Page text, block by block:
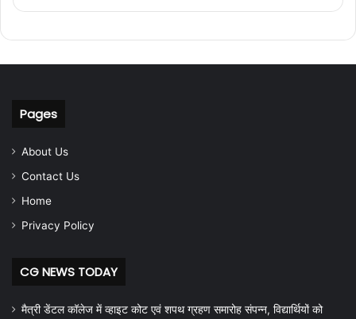
Pages
About Us
Contact Us
Home
Privacy Policy
CG NEWS TODAY
मैत्री डेंटल कॉलेज में व्हाइट कोट एवं शपथ ग्रहण समारोह संपन्न, विद्यार्थियों को